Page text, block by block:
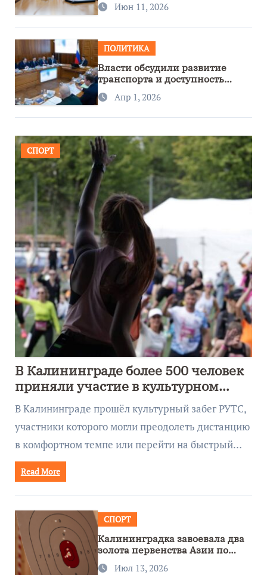
Июн 11, 2026
ПОЛИТИКА
Власти обсудили развитие
транспорта и доступность
региона
Апр 1, 2026
СПОРТ
В Калининграде более 500 человек
приняли участие в культурном
забеге
В Калининграде прошёл культурный забег РУТС,
участники которого могли преодолеть дистанцию
в комфортном темпе или перейти на быстрый…
Read More
СПОРТ
Калининградка завоевала два
золота первенства Азии по
метанию ножа
Июл 13, 2026